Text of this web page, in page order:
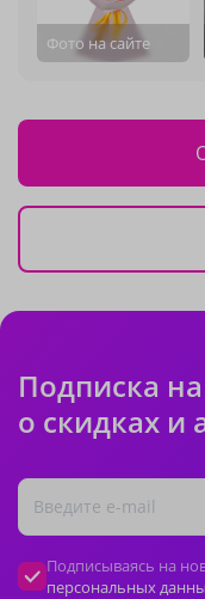
Фото на сайте
Подписка
о скидках и
Подписываясь на
персональных